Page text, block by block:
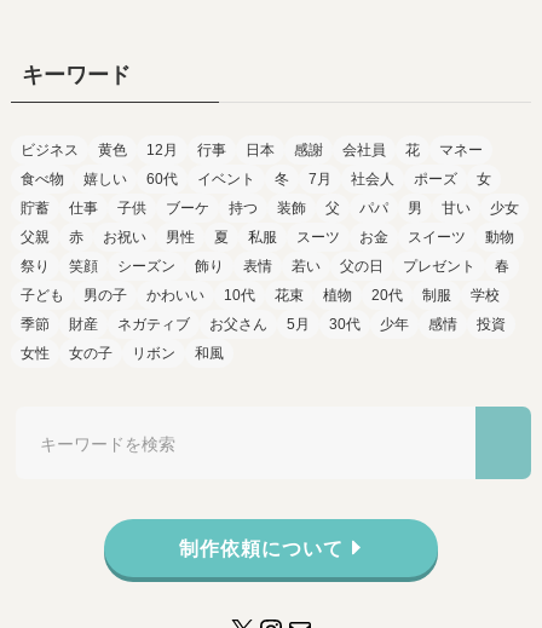
キーワード
ビジネス 黄色 12月 行事 日本 感謝 会社員 花
マネー
食べ物
嬉しい 60代 イベント 冬 7月 社会人 ポーズ
女
貯蓄
仕事 子供 ブーケ 持つ 装飾 父 パパ 男 甘い
少女
父親
赤 お祝い 男性 夏 私服 スーツ お金 スイーツ
動物
祭り
笑顔 シーズン 飾り 表情 若い 父の日 プレゼント
春
子ども
男の子 かわいい 10代 花束 植物 20代 制服
学校
季節
財産 ネガティブ お父さん 5月 30代 少年 感情
投資
女性
女の子 リボン 和風
制作依頼について